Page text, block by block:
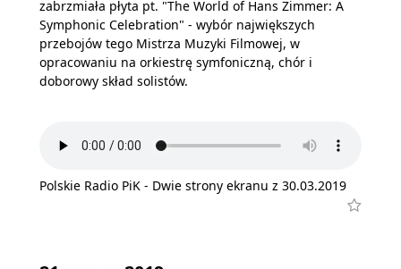
zabrzmiała płyta pt. "The World of Hans Zimmer: A
Symphonic Celebration" - wybór największych
przebojów tego Mistrza Muzyki Filmowej, w
opracowaniu na orkiestrę symfoniczną, chór i
doborowy skład solistów.
Polskie Radio PiK - Dwie strony ekranu z 30.03.2019